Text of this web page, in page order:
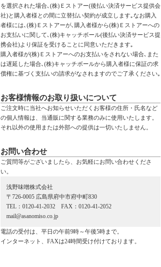
を選択された場合､(株)Ｅストアー(後払い決済サービス提供会
社)と購入者様との間に立替払い契約が成立します｡なお購入
者様には､(株)Ｅストアーが､購入者様から(株)Ｅストアーへの
お支払いに関して､(株)キャッチボール(後払い決済サービス提
携会社)より保証を受けることに同意いただきます｡
購入者様が(株)Ｅストアーへのお支払いをされない場合､また
は遅延した場合､(株)キャッチボールから購入者様に保証の求
償権に基づく支払いの請求がなされますのでご了承ください｡
お客様情報のお取り扱いについて
ご注文時に当社へお知らせいただくお客様の住所・氏名など
の個人情報は、当通販に関する業務のみに使用いたします。
それ以外の使用または外部への提供は一切いたしません。
お問い合わせ
ご質問等がございましたら、お気軽にお問い合わせくださ
い。
浅野味噌株式会社
〒726-0005 広島県府中市府中町830
TEL：0120-41-2032 FAX：0120-41-2052
mail@asanomiso.co.jp
電話の受付は、平日の午前9時～午後5時まで。
インターネット、FAXは24時間受け付けております。